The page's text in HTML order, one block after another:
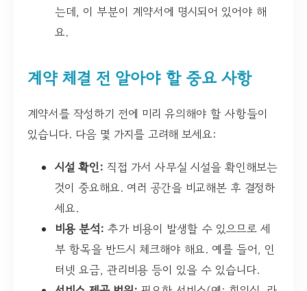
는데, 이 부분이 계약서에 명시되어 있어야 해
요.
계약 체결 전 알아야 할 중요 사항
계약서를 작성하기 전에 미리 유의해야 할 사항들이
있습니다. 다음 몇 가지를 고려해 보세요:
시설 확인: 직접 가서 사무실 시설을 확인해보는
것이 중요해요. 여러 공간을 비교해본 후 결정하
세요.
비용 분석: 추가 비용이 발생할 수 있으므로 세
부 항목을 반드시 체크해야 해요. 예를 들어, 인
터넷 요금, 관리비용 등이 있을 수 있습니다.